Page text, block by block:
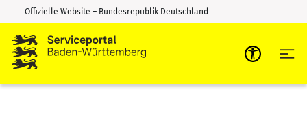
Zum Inhalt springen
Zur Suche springen
Offizielle Website – Bundesrepublik Deutschland